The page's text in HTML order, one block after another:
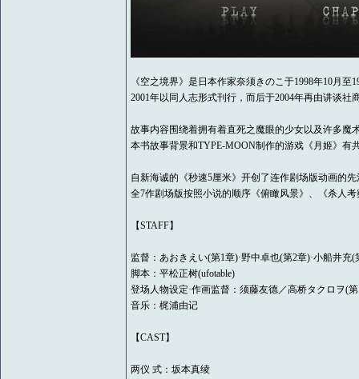
《空之境界》是日本作家奈须きのこ于1998年10月
2001年以同人志形式刊行，而后于2004年再由讲谈社
故事内容围绕着拥有着直死之魔眼的少女以及许多魔
本书故事背景和TYPE-MOON制作的游戏《月姬》有
自新海诚的《秒速5厘米》开创了连作剧场版动画的
全7作剧场版按照小说的顺序《俯瞰风景》、《杀人
【STAFF】
监督：あおきえい(第1章)·野中卓也(第2章)·小船井充(
脚本：平松正树(ufotable)
登场人物设定·作画监督：须藤友德／高桥タクロヲ(
音乐：梶浦由记
【CAST】
两仪 式：坂本真绫